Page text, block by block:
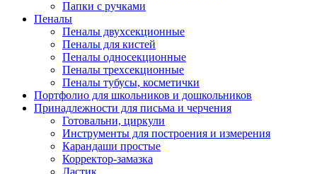
Папки с ручками
Пеналы
Пеналы двухсекционные
Пеналы для кистей
Пеналы односекционные
Пеналы трехсекционные
Пеналы тубусы, косметички
Портфолио для школьников и дошкольников
Принадлежности для письма и черчения
Готовальни, циркули
Инструменты для построения и измерения
Карандаши простые
Корректор-замазка
Ластик